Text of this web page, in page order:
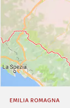
EMILIA ROMAGNA